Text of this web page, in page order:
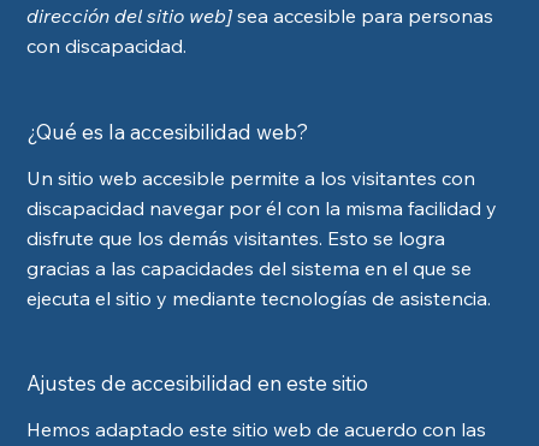
dirección del sitio web] sea accesible para personas
con discapacidad.
¿Qué es la accesibilidad web?
Un sitio web accesible permite a los visitantes con
discapacidad navegar por él con la misma facilidad y
disfrute que los demás visitantes. Esto se logra
gracias a las capacidades del sistema en el que se
ejecuta el sitio y mediante tecnologías de asistencia.
Ajustes de accesibilidad en este sitio
Hemos adaptado este sitio web de acuerdo con las